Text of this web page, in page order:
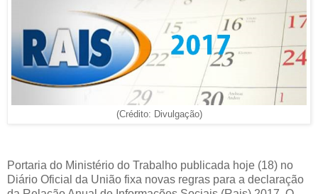
(Crédito: Divulgação)
Portaria do Ministério do Trabalho publicada hoje (18) no
Diário Oficial da União fixa novas regras para a declaração